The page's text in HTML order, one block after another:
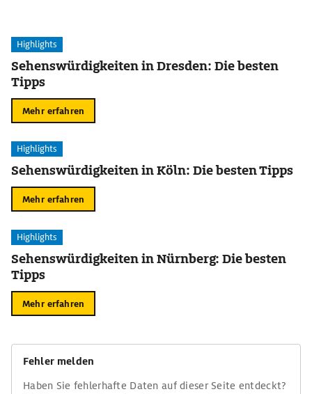
Highlights
Sehenswürdigkeiten in Dresden: Die besten
Tipps
Mehr erfahren
Highlights
Sehenswürdigkeiten in Köln: Die besten Tipps
Mehr erfahren
Highlights
Sehenswürdigkeiten in Nürnberg: Die besten
Tipps
Mehr erfahren
Fehler melden
Haben Sie fehlerhafte Daten auf dieser Seite entdeckt?